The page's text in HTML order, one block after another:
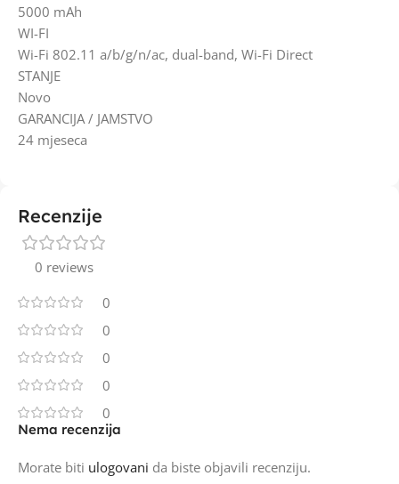
5000 mAh
WI-FI
Wi-Fi 802.11 a/b/g/n/ac, dual-band, Wi-Fi Direct
STANJE
Novo
GARANCIJA / JAMSTVO
24 mjeseca
Recenzije
0 reviews
0
0
0
0
0
Nema recenzija
Morate biti ulogovani da biste objavili recenziju.